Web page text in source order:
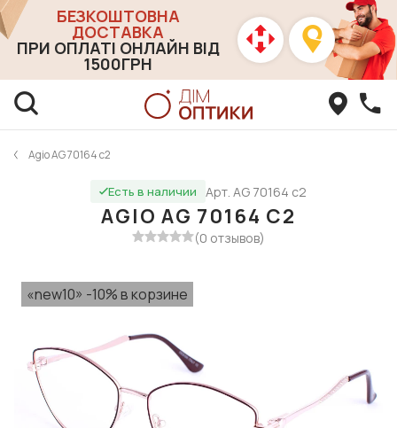
БЕЗКОШТОВНА
ДОСТАВКА
ПРИ ОПЛАТІ ОНЛАЙН ВІД
1500ГРН
Agio AG 70164 c2
Есть в наличии Арт. AG 70164 c2
AGIO AG 70164 C2
(0 отзывов)
«new10» -10% в корзине